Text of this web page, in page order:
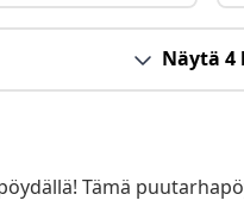
Näytä 4
Tämä